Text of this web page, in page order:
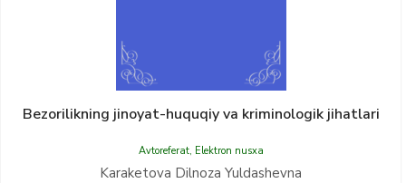
Bezorilikning jinoyat-huquqiy va kriminologik jihatlari
Avtoreferat, Elektron nusxa
Karaketova Dilnoza Yuldashevna